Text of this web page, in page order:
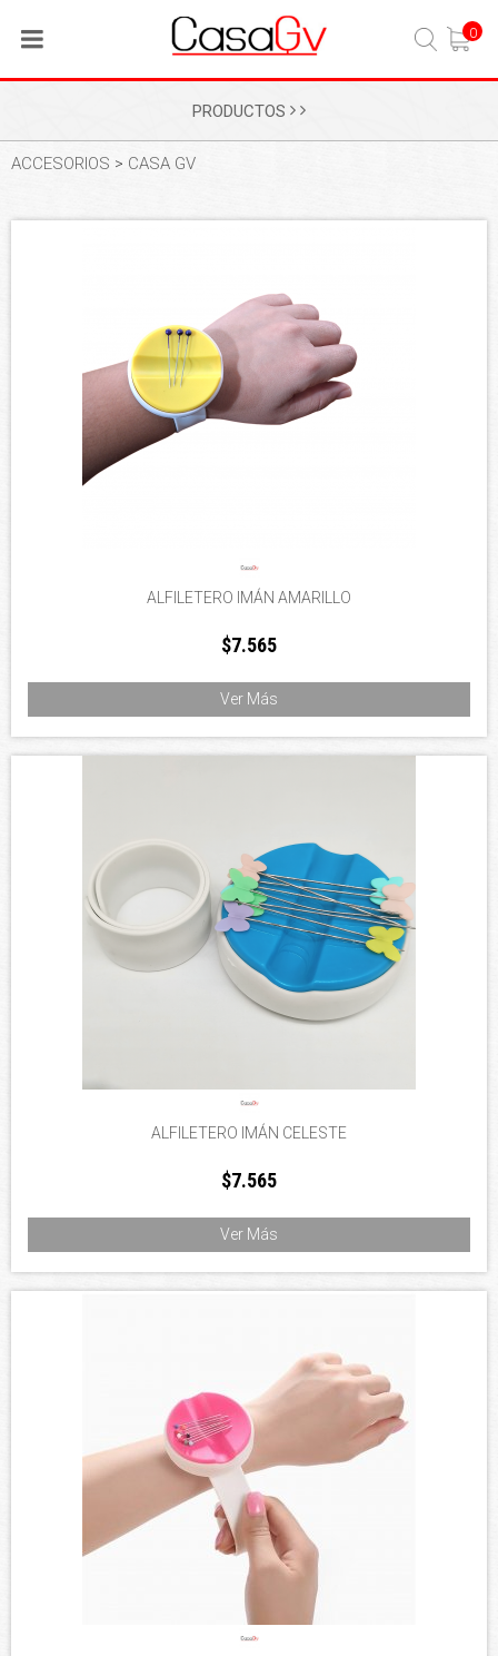
0
PRODUCTOS
ACCESORIOS > CASA GV
ALFILETERO IMÁN AMARILLO
$7.565
Ver Más
ALFILETERO IMÁN CELESTE
$7.565
Ver Más